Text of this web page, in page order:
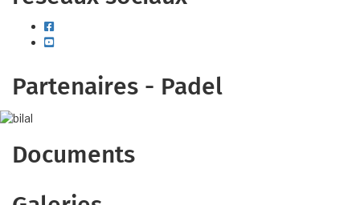
facebook
Partenaires - Padel
Documents